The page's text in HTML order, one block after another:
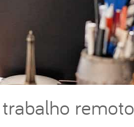
remoto